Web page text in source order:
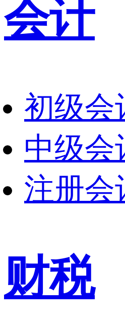
会计
初级会
中级会
注册会
财税